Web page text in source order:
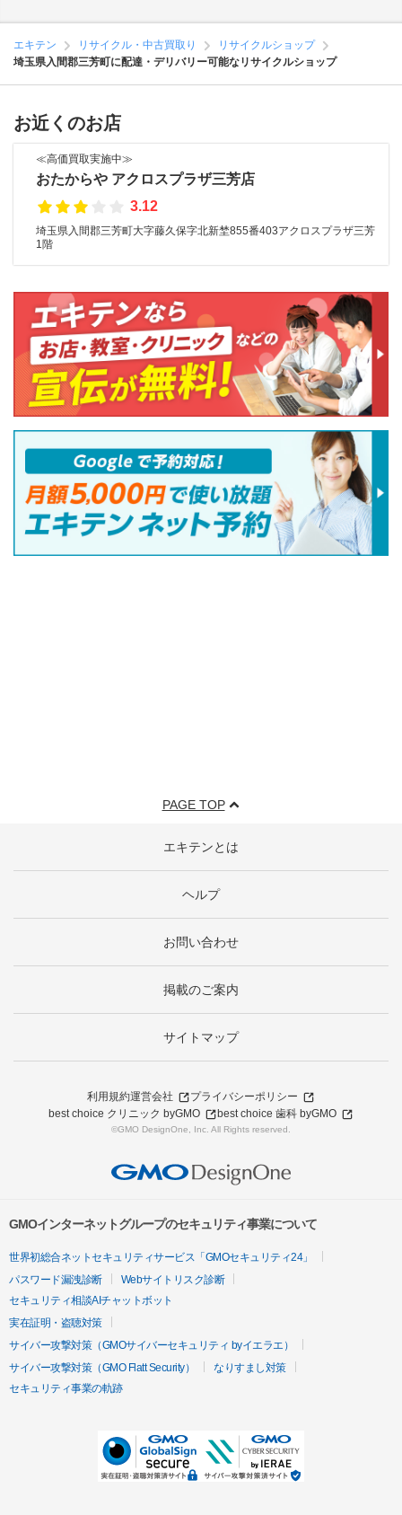
エキテン リサイクル・中古買取り
リサイクルショップ
埼玉県入間郡三芳町に配達・デリバリー可能なリサイクルショップ
お近くのお店
≪高価買取実施中≫
おたからや アクロスプラザ三芳店
3.12
埼玉県入間郡三芳町大字藤久保字北新埜855番403アクロスプラザ三芳
1階
PAGE TOP
エキテンとは
ヘルプ
お問い合わせ
掲載のご案内
サイトマップ
利用規約運営会社
プライバシーポリシー
best choice クリニック byGMO
best choice 歯科 byGMO
©GMO DesignOne, Inc. All Rights reserved.
GMOインターネットグループのセキュリティ事業について
世界初総合ネットセキュリティサービス「GMOセキュリティ24」
パスワード漏洩診断
Webサイトリスク診断
セキュリティ相談AIチャットボット
実在証明・盗聴対策
サイバー攻撃対策（GMOサイバーセキュリティ byイエラエ）
サイバー攻撃対策（GMO Flatt Security）
なりすまし対策
セキュリティ事業の軌跡